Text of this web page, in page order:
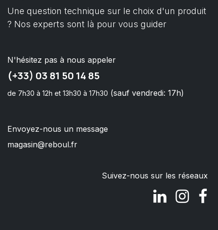
Une question technique sur le choix d'un produit
? Nos experts sont là pour vous guider
N'hésitez pas à nous appeler
(+33) 03 81 50 14 85
de 7h30 à 12h et 13h30 à 17h30 (sauf vendredi: 17h)
Envoyez-nous un message
magasin@reboul.fr
Suivez-nous sur les réseaux